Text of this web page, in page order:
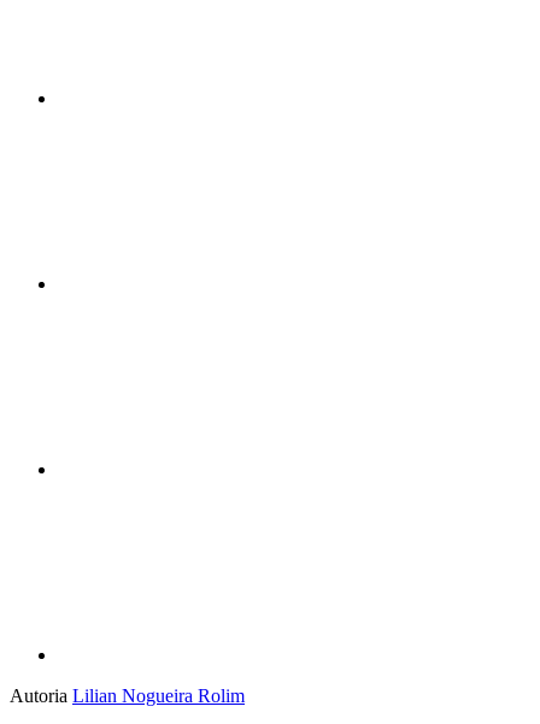
Autoria Lilian Nogueira Rolim